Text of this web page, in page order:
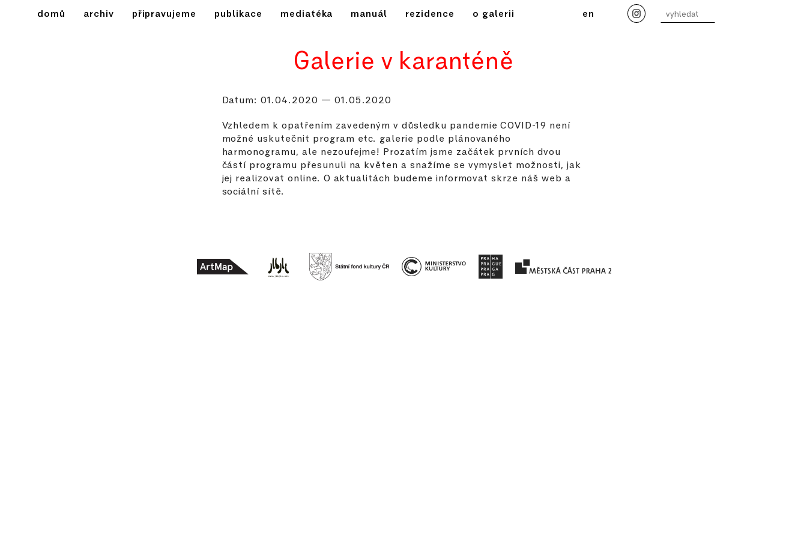
domů archiv připravujeme publikace mediatéka manuál rezidence o galerii en
Galerie v karanténě
Datum: 01.04.2020 — 01.05.2020
Vzhledem k opatřením zavedeným v důsledku pandemie COVID-19 není
možné uskutečnit program etc. galerie podle plánovaného
harmonogramu, ale nezoufejme! Prozatím jsme začátek prvních dvou
částí programu přesunuli na květen a snažíme se vymyslet možnosti, jak
jej realizovat online. O aktualitách budeme informovat skrze náš web a
sociální sítě.